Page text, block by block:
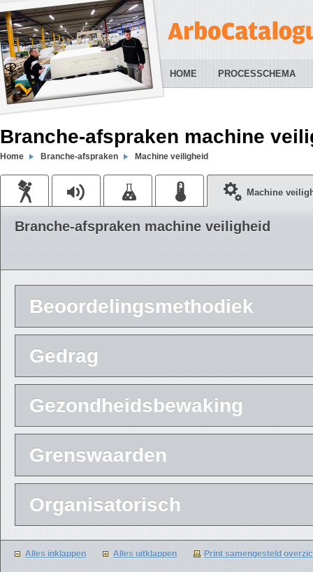
HOME PROCESSCHEMA
Branche-afspraken machine
Home Branche-afspraken Machine veiligheid
Machine
Branche-afspraken machine veiligheid
Beoordelingsmethodiek
Gedrag
Gezondheidsbewaking
Grenswaarden
Organisatorisch
Alles inklappen Alles uitklappen Print samengesteld